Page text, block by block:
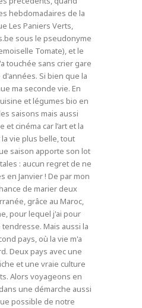
hebdomadaires de la
Les Paniers Verts,
sous le pseudonyme
Tomate), et le
touchée sans crier gare
Si bien que la
ma seconde vie. En
et légumes bio en
saisons mais aussi
cinéma car l’art et la
vie plus belle, tout
saison apporte son lot
: aucun regret de ne
en Janvier ! De par mon
de marier deux
grâce au Maroc,
pour lequel j'ai pour
Mais aussi la
pays, où la vie m'a
Deux pays avec une
et une vraie culture
Alors voyageons en
une démarche aussi
possible de notre